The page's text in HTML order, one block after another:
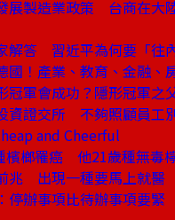
展製造業政策 台商在大
解答 習近平為何要「往
國！產業、教育、金融、
冠軍會成功？隱形冠軍之
資證交所 不夠照顧員工
and Cheerful
檳榔罹癌 他21歲種無毒
兆 出現一種要馬上就醫
停辦事項比待辦事項要緊